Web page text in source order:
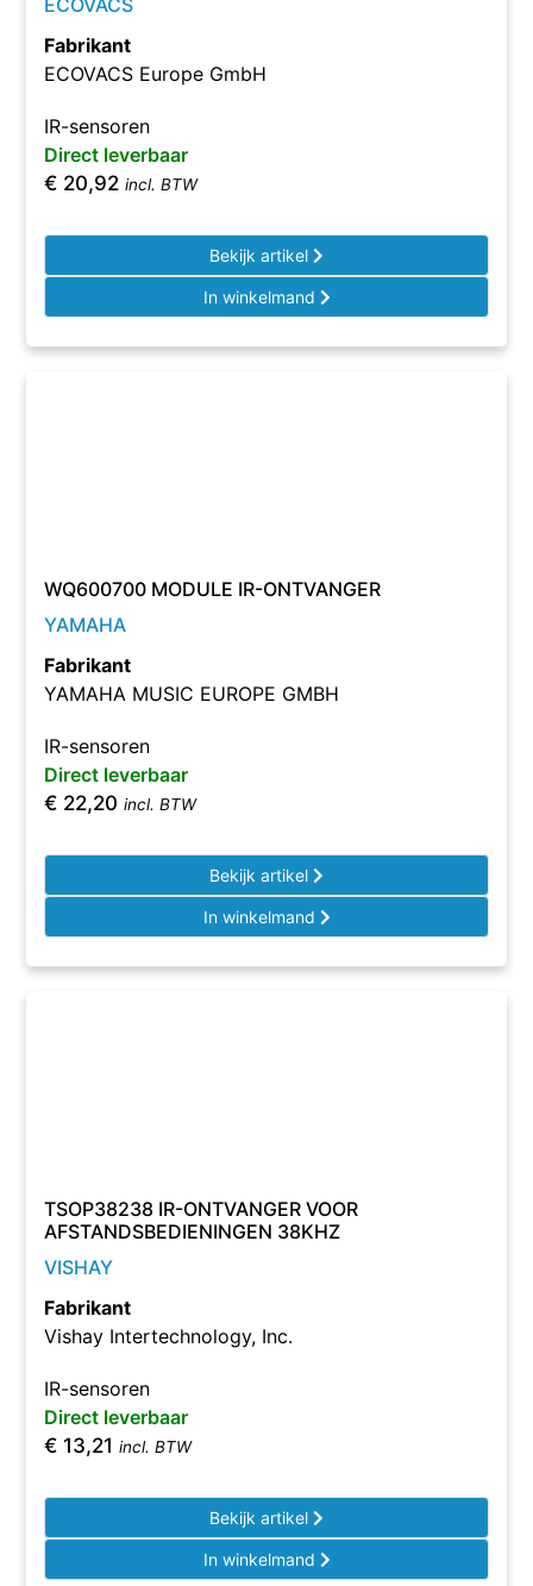
ECOVACS
Fabrikant
ECOVACS Europe GmbH
IR-sensoren
Direct leverbaar
€ 20,92 incl. BTW
Bekijk artikel
In winkelmand
WQ600700 MODULE IR-ONTVANGER
YAMAHA
Fabrikant
YAMAHA MUSIC EUROPE GMBH
IR-sensoren
Direct leverbaar
€ 22,20 incl. BTW
Bekijk artikel
In winkelmand
TSOP38238 IR-ONTVANGER VOOR
AFSTANDSBEDIENINGEN 38KHZ
VISHAY
Fabrikant
Vishay Intertechnology, Inc.
IR-sensoren
Direct leverbaar
€ 13,21 incl. BTW
Bekijk artikel
In winkelmand